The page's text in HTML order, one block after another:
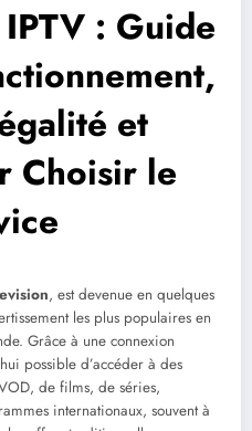
: Guide
et
Choisir le
, est devenue en quelques
les plus populaires en
Grâce à une connexion
possible d’accéder à des
de films, de séries,
internationaux, souvent à